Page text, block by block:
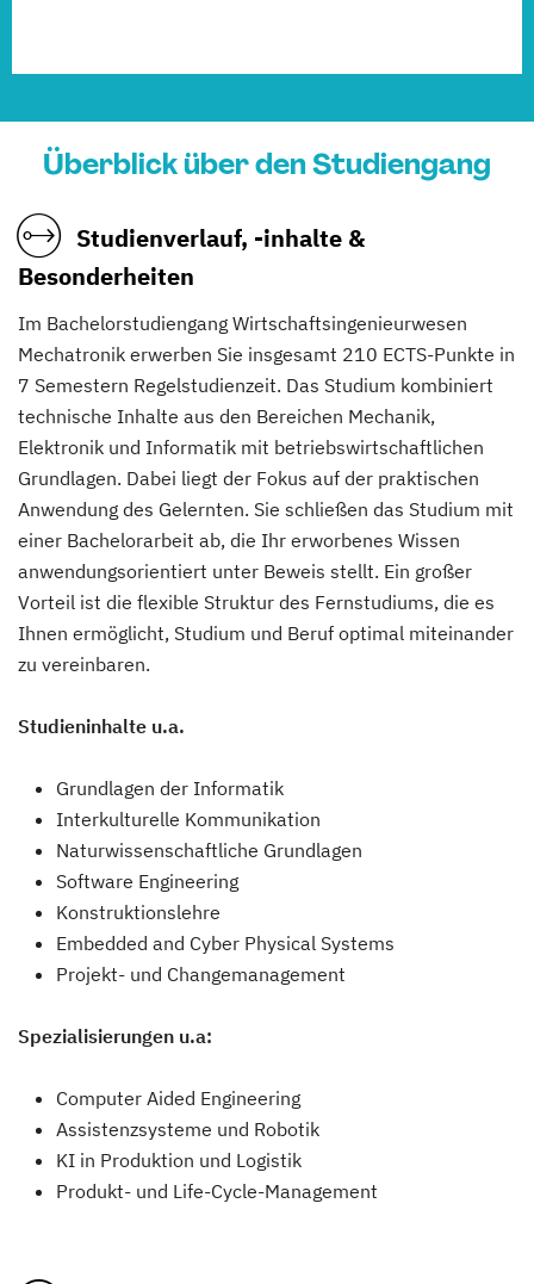
Überblick über den Studiengang
Studienverlauf, -inhalte &
Besonderheiten
Im Bachelorstudiengang Wirtschaftsingenieurwesen
Mechatronik erwerben Sie insgesamt 210 ECTS-Punkte in
7 Semestern Regelstudienzeit. Das Studium kombiniert
technische Inhalte aus den Bereichen Mechanik,
Elektronik und Informatik mit betriebswirtschaftlichen
Grundlagen. Dabei liegt der Fokus auf der praktischen
Anwendung des Gelernten. Sie schließen das Studium mit
einer Bachelorarbeit ab, die Ihr erworbenes Wissen
anwendungsorientiert unter Beweis stellt. Ein großer
Vorteil ist die flexible Struktur des Fernstudiums, die es
Ihnen ermöglicht, Studium und Beruf optimal miteinander
zu vereinbaren.
Studieninhalte u.a.
Grundlagen der Informatik
Interkulturelle Kommunikation
Naturwissenschaftliche Grundlagen
Software Engineering
Konstruktionslehre
Embedded and Cyber Physical Systems
Projekt- und Changemanagement
Spezialisierungen u.a:
Computer Aided Engineering
Assistenzsysteme und Robotik
KI in Produktion und Logistik
Produkt- und Life-Cycle-Management